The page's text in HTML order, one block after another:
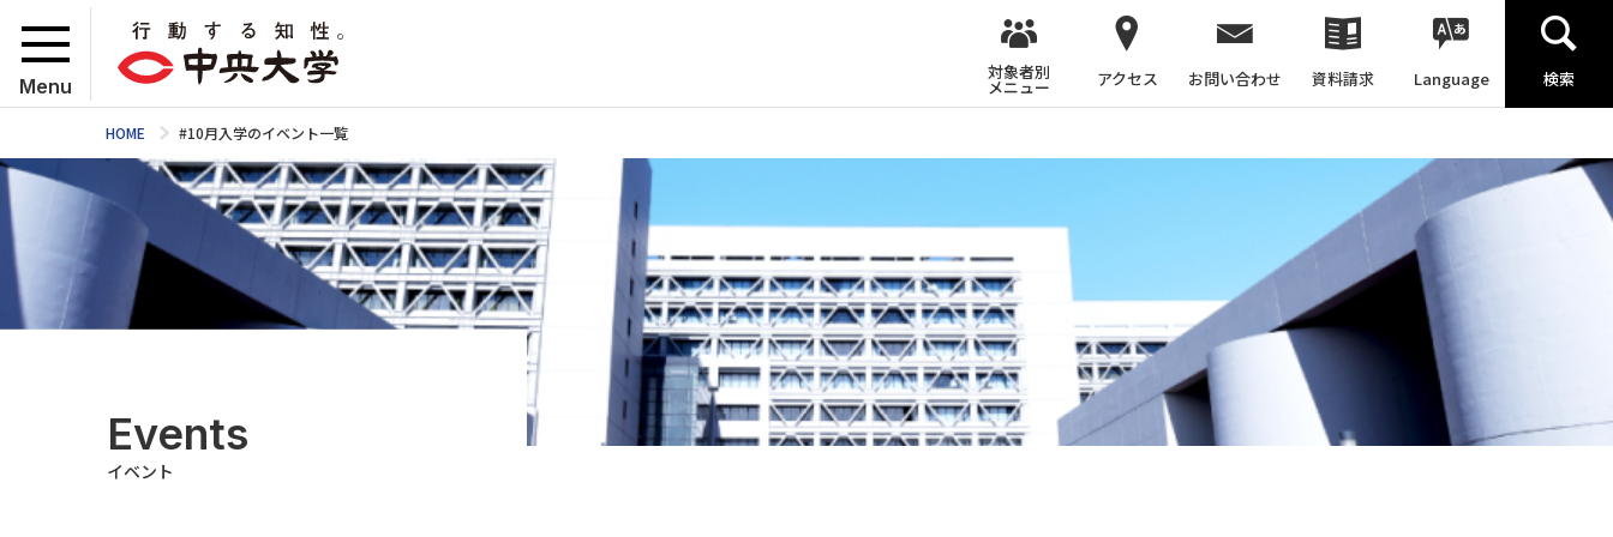
Menu
対象者別
メニュー アクセス お問い合わせ 資料請求 Language 検索
HOME #10月入学のイベント一覧
Events
イベント